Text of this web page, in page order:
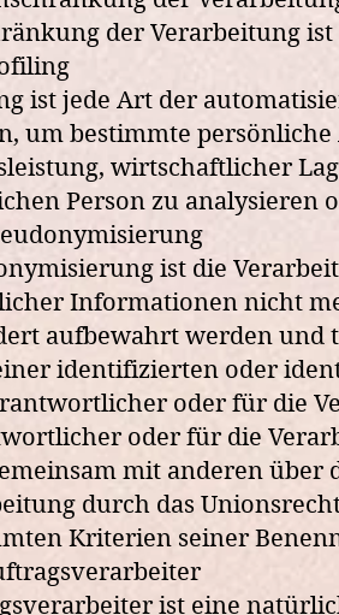
der Verarbeitung
ist jede Art der
um bestimmte persönliche
wirtschaftlicher
Person zu analysieren
ist die
Informationen nicht
aufbewahrt werden und
identifizierten oder
oder für die
oder für die
mit anderen über
durch das
Kriterien seiner
ist eine